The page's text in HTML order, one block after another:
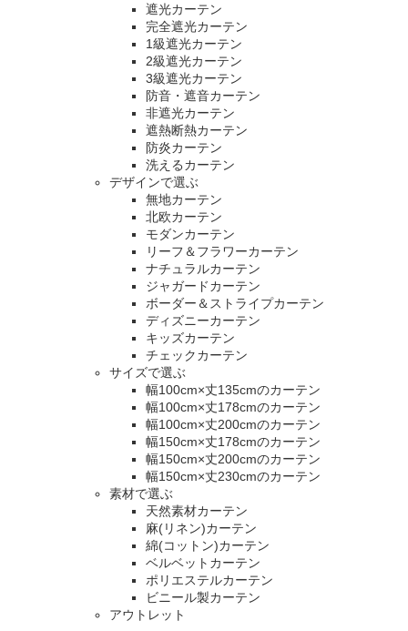
遮光カーテン
完全遮光カーテン
1級遮光カーテン
2級遮光カーテン
3級遮光カーテン
防音・遮音カーテン
非遮光カーテン
遮熱断熱カーテン
防炎カーテン
洗えるカーテン
デザインで選ぶ
無地カーテン
北欧カーテン
モダンカーテン
リーフ＆フラワーカーテン
ナチュラルカーテン
ジャガードカーテン
ボーダー＆ストライプカーテン
ディズニーカーテン
キッズカーテン
チェックカーテン
サイズで選ぶ
幅100cm×丈135cmのカーテン
幅100cm×丈178cmのカーテン
幅100cm×丈200cmのカーテン
幅150cm×丈178cmのカーテン
幅150cm×丈200cmのカーテン
幅150cm×丈230cmのカーテン
素材で選ぶ
天然素材カーテン
麻(リネン)カーテン
綿(コットン)カーテン
ベルベットカーテン
ポリエステルカーテン
ビニール製カーテン
アウトレット